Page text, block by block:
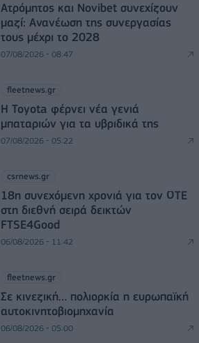
Ατρόμητος και Novibet συνεχίζουν
μαζί: Ανανέωση της συνεργασίας
τους μέχρι το 2028
07/08/2026 - 08:47
fleetnews.gr
Η Toyota φέρνει νέα γενιά
μπαταριών για τα υβριδικά της
07/08/2026 - 05:22
csrnews.gr
18η συνεχόμενη χρονιά για τον ΟΤΕ
στη διεθνή σειρά δεικτών
FTSE4Good
06/08/2026 - 11:42
fleetnews.gr
Σε κινεζική… πολιορκία η ευρωπαϊκή
αυτοκινητοβιομηχανία
06/08/2026 - 05:00